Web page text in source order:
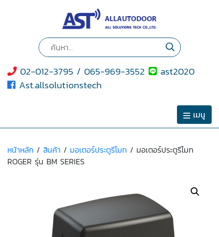
02-012-3795 / 065-969-3552
ast2020
Ast.allsolutionstech
เมนู
หน้าหลัก / สินค้า / มอเตอร์ประตูรีโมท / มอเตอร์ประตูรีโมท
ROGER รุ่น BM SERIES